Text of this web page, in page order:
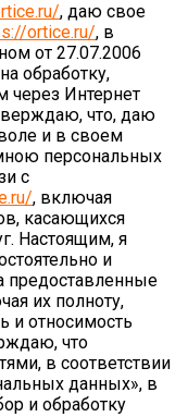
, даю свое
ortice.ru/, в
от 27.07.2006
обработку,
через Интернет
что, даю
и в своем
персональных
с
, включая
касающихся
Настоящим, я
и
предоставленные
их полноту,
и относимость
что
в соответствии
данных», в
и обработку